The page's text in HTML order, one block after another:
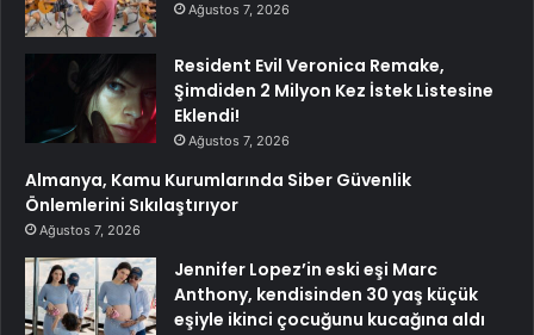
Ağustos 7, 2026
Resident Evil Veronica Remake,
Şimdiden 2 Milyon Kez İstek Listesine
Eklendi!
Ağustos 7, 2026
Almanya, Kamu Kurumlarında Siber Güvenlik
Önlemlerini Sıkılaştırıyor
Ağustos 7, 2026
Jennifer Lopez’in eski eşi Marc
Anthony, kendisinden 30 yaş küçük
eşiyle ikinci çocuğunu kucağına aldı